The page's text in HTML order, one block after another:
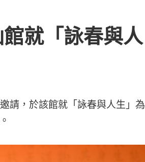
就「詠春與人
請，於該館就「詠春與人生」為